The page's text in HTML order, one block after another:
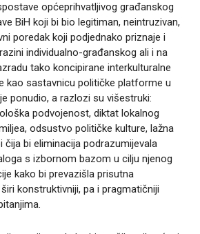
općeprihvatljivog građanskog
BiH koji bi bio legitiman, neintruzivan,
poredak koji podjednako priznaje i
individualno-građanskog ali i na
tako koncipirane interkulturalne
kao sastavnicu političke platforme u
ponudio, a razlozi su višestruki:
podvojenost, diktat lokalnog
odsustvo političke kulture, lažna
čija bi eliminacija podrazumijevala
s izbornom bazom u cilju njenog
kako bi prevazišla prisutna
konstruktivniji, pa i pragmatičniji